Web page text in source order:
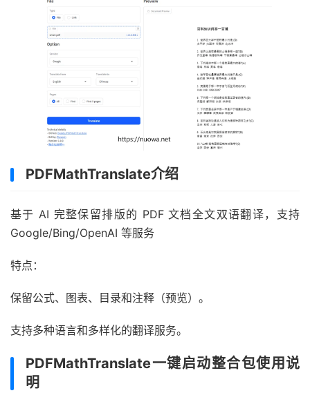
PDFMathTranslate介绍
基于 AI 完整保留排版的 PDF 文档全文双语翻译，支持
Google/Bing/OpenAI 等服务
特点：
保留公式、图表、目录和注释（预览）。
支持多种语言和多样化的翻译服务。
PDFMathTranslate一键启动整合包使用说
明